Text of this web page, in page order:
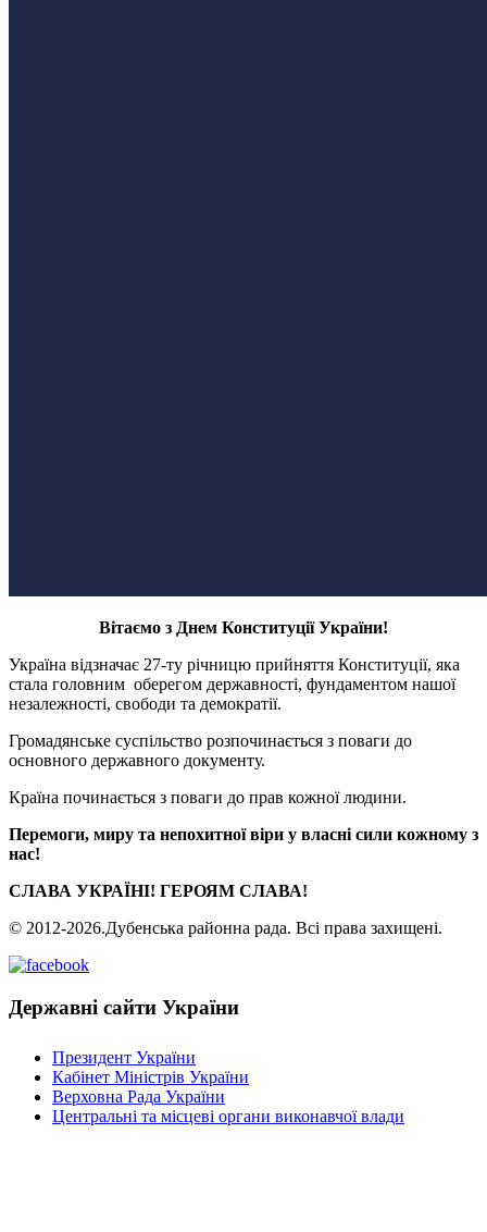
Вітаємо з Днем Конституції України!
Україна відзначає 27-ту річницю прийняття Конституції, яка
стала головним оберегом державності, фундаментом нашої
незалежності, свободи та демократії.
Громадянське суспільство розпочинається з поваги до
основного державного документу.
Країна починається з поваги до прав кожної людини.
Перемоги, миру та непохитної віри у власні сили кожному з
нас!
СЛАВА УКРАЇНІ! ГЕРОЯМ СЛАВА!
© 2012-2026.Дубенська районна рада. Всі права захищені.
Державні сайти України
Президент України
Кабінет Міністрів України
Верховна Рада України
Центральні та місцеві органи виконавчої влади